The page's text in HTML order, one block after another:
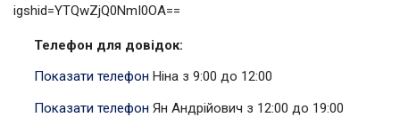
igshid=YTQwZjQ0NmI0OA==
Телефон для довідок:
Показати телефон Ніна з 9:00 до 12:00
Показати телефон Ян Андрійович з 12:00 до 19:00